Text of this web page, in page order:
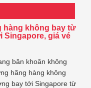
hàng không bay từ
Singapore, giá vé
băn khoăn không
hãng hàng không
bay tới Singapore từ